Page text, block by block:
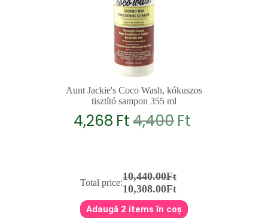
Aunt Jackie's Coco Wash, kókuszos
tisztító sampon 355 ml
4,400Ft
Original
4,268 Ft Current
Total price:
10,440.00Ft
10,308.00Ft
Adaugă 2 items în coș